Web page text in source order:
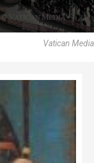
Vatican Media